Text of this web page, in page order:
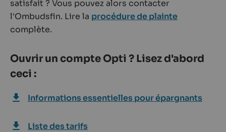
satisfait ? Vous pouvez alors contacter
l'Ombudsfin. Lire la procédure de plainte
complète.
Ouvrir un compte Opti ? Lisez d'abord
ceci :
Informations essentielles pour épargnants
Liste des tarifs